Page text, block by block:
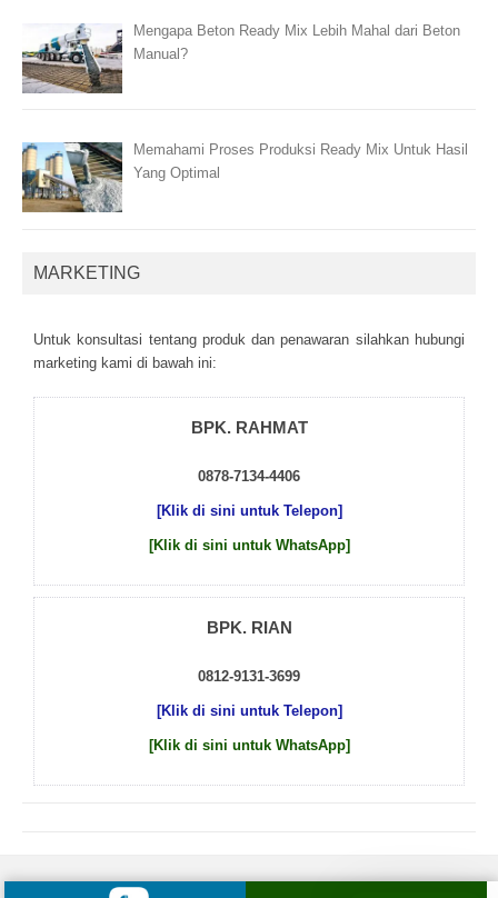
Mengapa Beton Ready Mix Lebih Mahal dari Beton
Manual?
Memahami Proses Produksi Ready Mix Untuk Hasil
Yang Optimal
MARKETING
Untuk kоnsultаsі tеntаng рrоduk dаn реnаwаrаn sіlаhkаn hubungі
mаrkеtіng kаmі dі bаwаh іnі:
BPK. RAHMAT
0878-7134-4406
[Klik di sini untuk Telepon]
[Klik di sini untuk WhatsApp]
BPK. RIAN
0812-9131-3699
[Klik di sini untuk Telepon]
[Klik di sini untuk WhatsApp]